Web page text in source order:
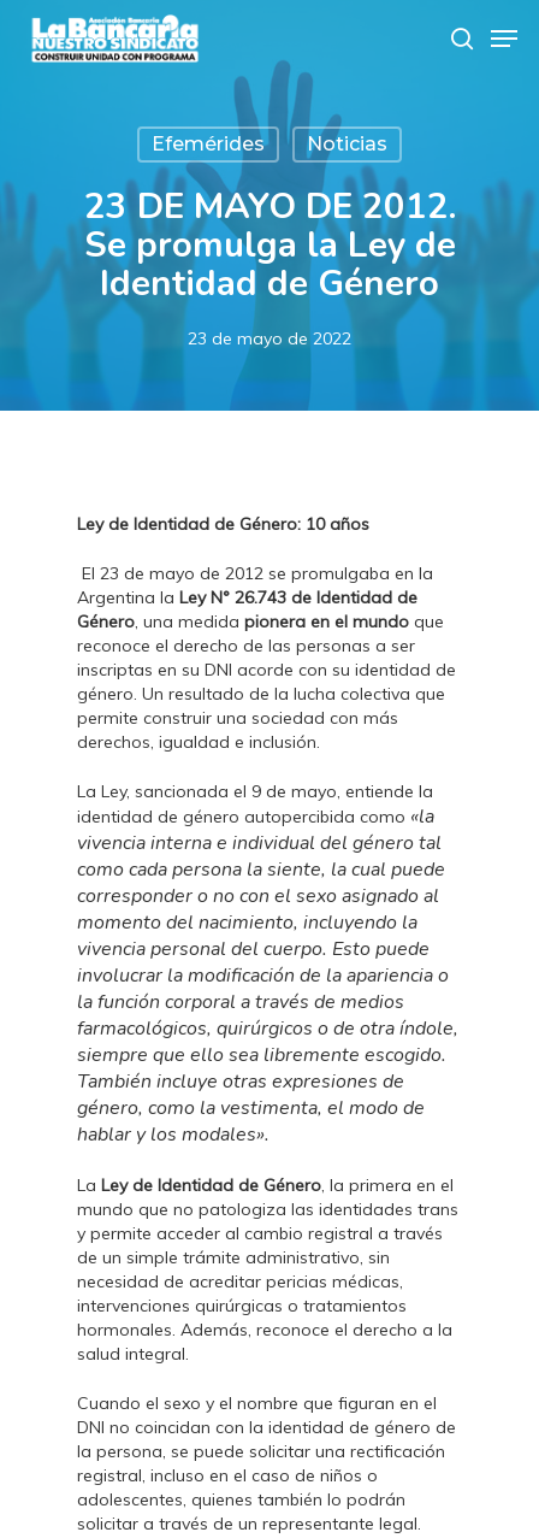
main
search
Efemérides Noticias
23 DE MAYO DE 2012.
Se promulga la Ley de
Identidad de Género
23 de mayo de 2022
Ley de Identidad de Género: 10 años
El 23 de mayo de 2012 se promulgaba en la
Argentina la Ley N° 26.743 de Identidad de
Género, una medida pionera en el mundo que
reconoce el derecho de las personas a ser
inscriptas en su DNI acorde con su identidad de
género. Un resultado de la lucha colectiva que
permite construir una sociedad con más
derechos, igualdad e inclusión.
La Ley, sancionada el 9 de mayo, entiende la
identidad de género autopercibida como «la
vivencia interna e individual del género tal
como cada persona la siente, la cual puede
corresponder o no con el sexo asignado al
momento del nacimiento, incluyendo la
vivencia personal del cuerpo. Esto puede
involucrar la modificación de la apariencia o
la función corporal a través de medios
farmacológicos, quirúrgicos o de otra índole,
siempre que ello sea libremente escogido.
También incluye otras expresiones de
género, como la vestimenta, el modo de
hablar y los modales».
La Ley de Identidad de Género, la primera en el
mundo que no patologiza las identidades trans
y permite acceder al cambio registral a través
de un simple trámite administrativo, sin
necesidad de acreditar pericias médicas,
intervenciones quirúrgicas o tratamientos
hormonales. Además, reconoce el derecho a la
salud integral.
Cuando el sexo y el nombre que figuran en el
DNI no coincidan con la identidad de género de
la persona, se puede solicitar una rectificación
registral, incluso en el caso de niños o
adolescentes, quienes también lo podrán
solicitar a través de un representante legal.